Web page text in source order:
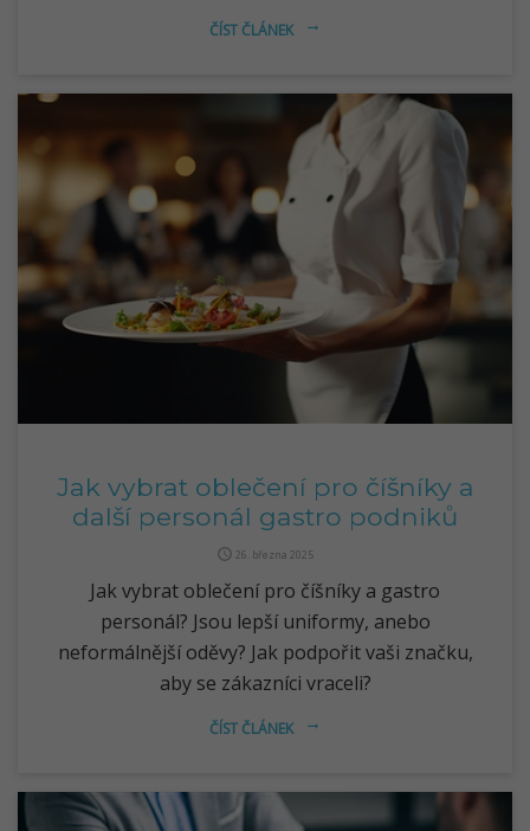
arrow_right_alt
ČÍST ČLÁNEK
Jak vybrat oblečení pro číšníky a
další personál gastro podniků
query_builder 26. března 2025
Jak vybrat oblečení pro číšníky a gastro
personál? Jsou lepší uniformy, anebo
neformálnější oděvy? Jak podpořit vaši značku,
aby se zákazníci vraceli?
arrow_right_alt
ČÍST ČLÁNEK